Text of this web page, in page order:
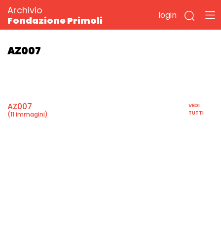
Archivio
Fondazione Primoli
login
AZ007
AZ007
(11 immagini)
VEDI
TUTTI